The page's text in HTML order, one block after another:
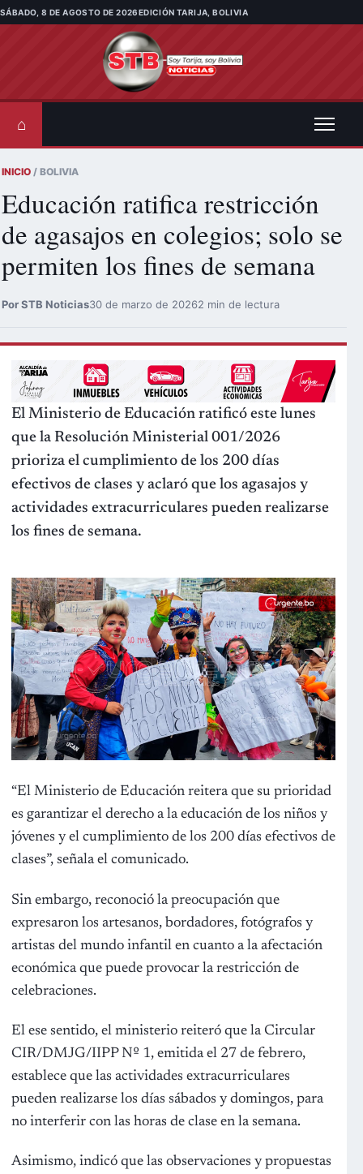
Saltar al contenido
SÁBADO, 8 DE AGOSTO DE 2026EDICIÓN TARIJA, BOLIVIA
⌂
INICIO / BOLIVIA
Educación ratifica restricción
de agasajos en colegios; solo se
permiten los fines de semana
Por STB Noticias30 de marzo de 20262 min de lectura
El Ministerio de Educación ratificó este lunes
que la Resolución Ministerial 001/2026
prioriza el cumplimiento de los 200 días
efectivos de clases y aclaró que los agasajos y
actividades extracurriculares pueden realizarse
los fines de semana.
“El Ministerio de Educación reitera que su prioridad
es garantizar el derecho a la educación de los niños y
jóvenes y el cumplimiento de los 200 días efectivos de
clases”, señala el comunicado.
Sin embargo, reconoció la preocupación que
expresaron los artesanos, bordadores, fotógrafos y
artistas del mundo infantil en cuanto a la afectación
económica que puede provocar la restricción de
celebraciones.
El ese sentido, el ministerio reiteró que la Circular
CIR/DMJG/IIPP Nº 1, emitida el 27 de febrero,
establece que las actividades extracurriculares
pueden realizarse los días sábados y domingos, para
no interferir con las horas de clase en la semana.
Asimismo, indicó que las observaciones y propuestas